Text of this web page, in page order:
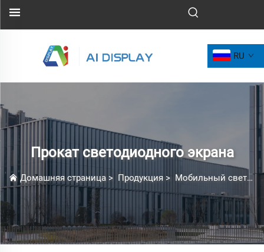
RU
Прокат светодиодного экрана
Домашняя страница > Продукция > Мобильный светодиодный экран